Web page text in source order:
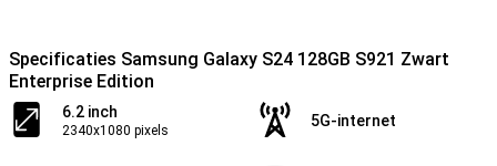
Specificaties Samsung Galaxy S24 128GB S921 Zwart
Enterprise Edition
6.2 inch
2340x1080 pixels
5G-internet